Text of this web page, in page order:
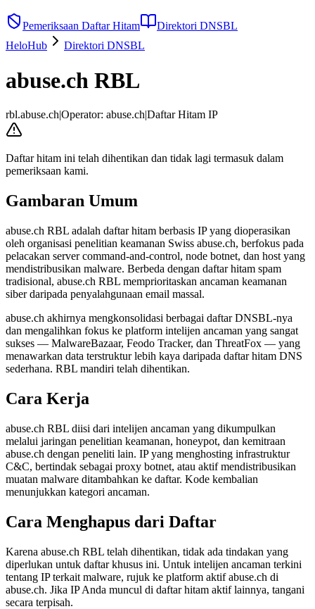
Pemeriksaan Daftar Hitam
Direktori DNSBL
HeloHub
Direktori DNSBL
abuse.ch RBL
rbl.abuse.ch|Operator: abuse.ch|Daftar Hitam IP
Daftar hitam ini telah dihentikan dan tidak lagi termasuk dalam
pemeriksaan kami.
Gambaran Umum
abuse.ch RBL adalah daftar hitam berbasis IP yang dioperasikan
oleh organisasi penelitian keamanan Swiss abuse.ch, berfokus pada
pelacakan server command-and-control, node botnet, dan host yang
mendistribusikan malware. Berbeda dengan daftar hitam spam
tradisional, abuse.ch RBL memprioritaskan ancaman keamanan
siber daripada penyalahgunaan email massal.
abuse.ch akhirnya mengkonsolidasi berbagai daftar DNSBL-nya
dan mengalihkan fokus ke platform intelijen ancaman yang sangat
sukses — MalwareBazaar, Feodo Tracker, dan ThreatFox — yang
menawarkan data terstruktur lebih kaya daripada daftar hitam DNS
sederhana. RBL mandiri telah dihentikan.
Cara Kerja
abuse.ch RBL diisi dari intelijen ancaman yang dikumpulkan
melalui jaringan penelitian keamanan, honeypot, dan kemitraan
abuse.ch dengan peneliti lain. IP yang menghosting infrastruktur
C&C, bertindak sebagai proxy botnet, atau aktif mendistribusikan
muatan malware ditambahkan ke daftar. Kode kembalian
menunjukkan kategori ancaman.
Cara Menghapus dari Daftar
Karena abuse.ch RBL telah dihentikan, tidak ada tindakan yang
diperlukan untuk daftar khusus ini. Untuk intelijen ancaman terkini
tentang IP terkait malware, rujuk ke platform aktif abuse.ch di
abuse.ch. Jika IP Anda muncul di daftar hitam aktif lainnya, tangani
secara terpisah.